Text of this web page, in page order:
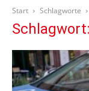
Start Schlagworte